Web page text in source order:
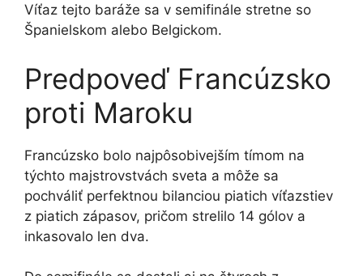
Víťaz tejto baráže sa v semifinále stretne so
Španielskom alebo Belgickom.
Predpoveď Francúzsko
proti Maroku
Francúzsko bolo najpôsobivejším tímom na
týchto majstrovstvách sveta a môže sa
pochváliť perfektnou bilanciou piatich víťazstiev
z piatich zápasov, pričom strelilo 14 gólov a
inkasovalo len dva.